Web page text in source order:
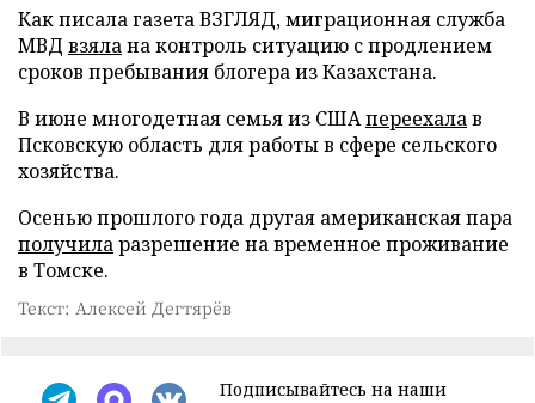
Как писала газета ВЗГЛЯД, миграционная служба
МВД взялана контроль ситуацию с продлением
сроков пребывания блогера из Казахстана.
В июне многодетная семья из СШАпереехалав
Псковскую область для работы в сфере сельского
хозяйства.
Осенью прошлого года другая американская пара
получиларазрешение на временное проживание
в Томске.
Текст: Алексей Дегтярёв
Подписывайтесь на наши